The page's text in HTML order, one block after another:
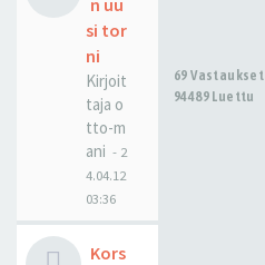
n uu
si tor
ni
Kirjoit
taja o
tto-m
ani - 2
4.04.12
03:36
69 Vastaukset
94489 Luettu
Kors